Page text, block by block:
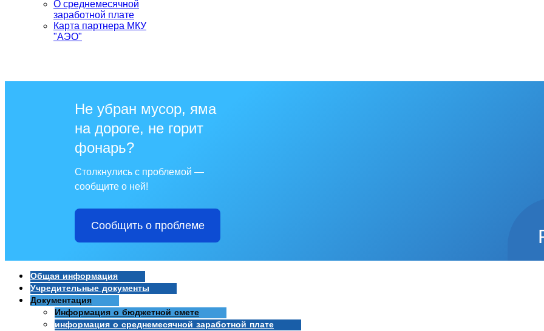
О среднемесячной
заработной плате
Карта партнера МКУ
"АЭО"
Не убран мусор, яма
на дороге, не горит
фонарь?
Столкнулись с проблемой —
сообщите о ней!
Сообщить о проблеме
Общая информация
Учредительные документы
Документация
Информация о бюджетной смете
информация о среднемесячной заработной плате